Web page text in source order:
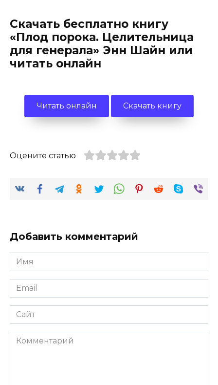
Скачать бесплатно книгу
«Плод порока. Целительница
для генерала» Энн Шайн или
читать онлайн
Читать онлайн Скачать книгу
Оцените статью
Добавить комментарий
Имя
*
Email
*
Сайт
Комментарий